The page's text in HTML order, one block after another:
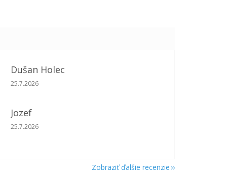
Dušan Holec
Hodnotenie obchodu je 5 z 5 hviezdičiek.
25.7.2026
Jozef
Hodnotenie obchodu je 5 z 5 hviezdičiek.
25.7.2026
Zobraziť ďalšie recenzie